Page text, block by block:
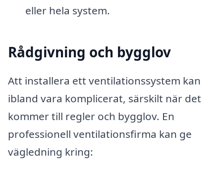
eller hela system.
Rådgivning och bygglov
Att installera ett ventilationssystem kan
ibland vara komplicerat, särskilt när det
kommer till regler och bygglov. En
professionell ventilationsfirma kan ge
vägledning kring: